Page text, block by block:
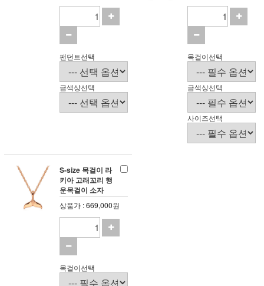
팬던트선택
금색상선택
목걸이선택
금색상선택
사이즈선택
S-size 목걸이 라
키아 고래꼬리 행
운목걸이 소자
상품가 : 669,000원
목걸이선택